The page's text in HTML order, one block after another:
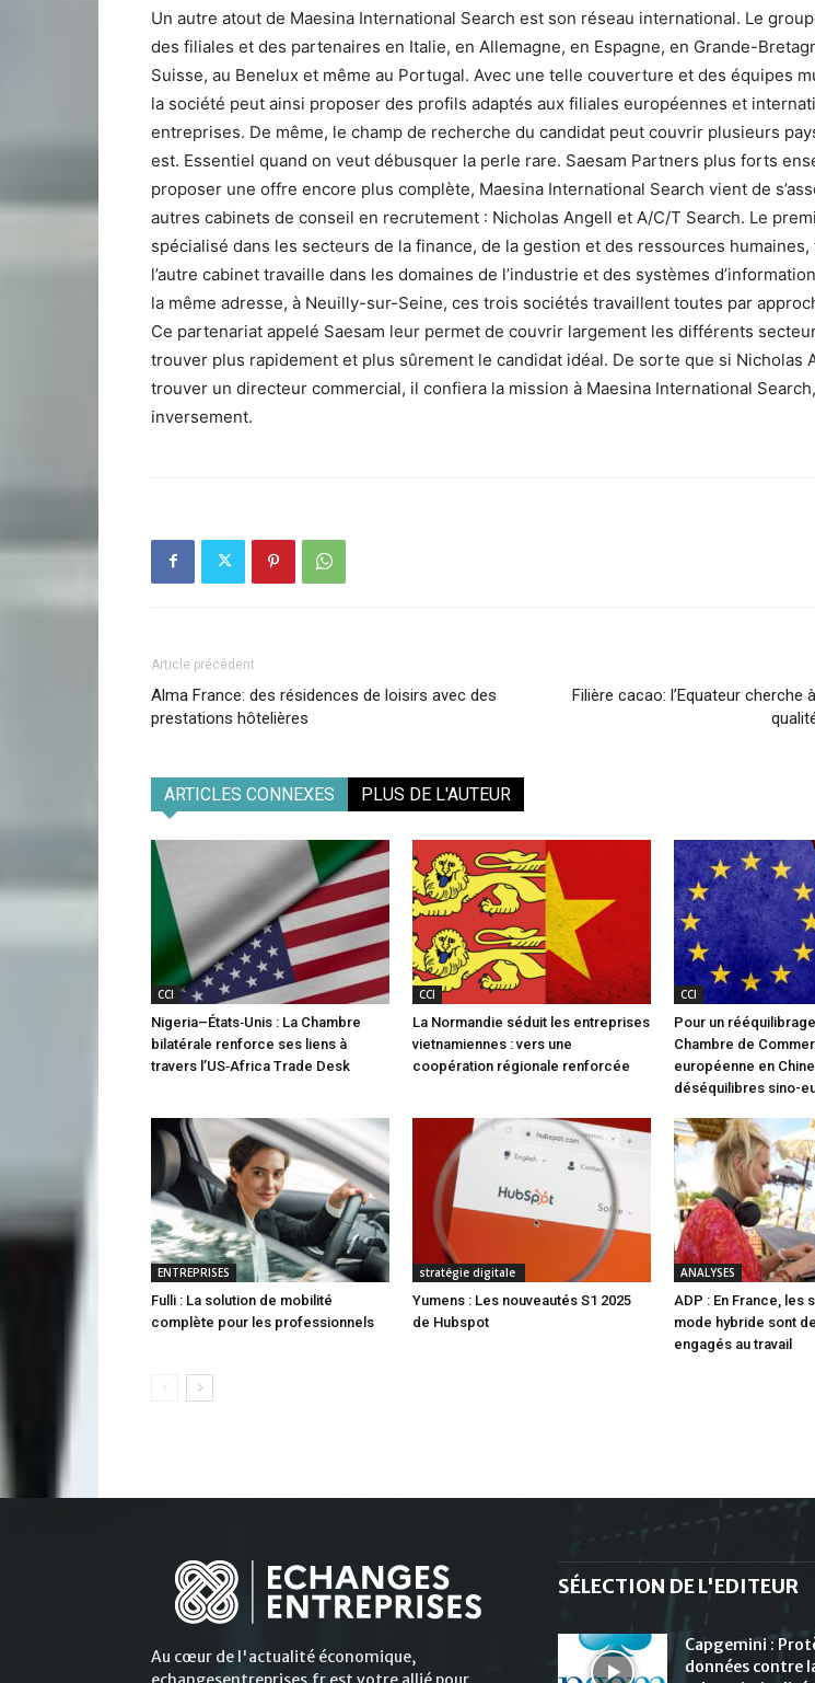
Un autre atout de Maesina International Search est son réseau international. Le
des filiales et des partenaires en Italie, en Allemagne, en Espagne, en Grande-
Suisse, au Benelux et même au Portugal. Avec une telle couverture et des équipes
la société peut ainsi proposer des profils adaptés aux filiales européennes et
entreprises. De même, le champ de recherche du candidat peut couvrir plusieurs
est. Essentiel quand on veut débusquer la perle rare. Saesam Partners plus forts
proposer une offre encore plus complète, Maesina International Search vient de
autres cabinets de conseil en recrutement : Nicholas Angell et A/C/T Search. Le
spécialisé dans les secteurs de la finance, de la gestion et des ressources humaines,
l’autre cabinet travaille dans les domaines de l’industrie et des systèmes
la même adresse, à Neuilly-sur-Seine, ces trois sociétés travaillent toutes par
Ce partenariat appelé Saesam leur permet de couvrir largement les différents
trouver plus rapidement et plus sûrement le candidat idéal. De sorte que si Nicholas
trouver un directeur commercial, il confiera la mission à Maesina International
inversement.
Article précédent
Alma France: des résidences de loisirs avec des
prestations hôtelières
Filière cacao: l’Equateur cherche
ARTICLES CONNEXES PLUS DE L'AUTEUR
CCI
Nigeria–États‑Unis : La Chambre
bilatérale renforce ses liens à
travers l’US‑Africa Trade Desk
CCI
La Normandie séduit les entreprises
vietnamiennes : vers une
coopération régionale renforcée
CCI
Pour un
Chambre de
européenne en
déséquilibres sino-
ENTREPRISES
Fulli : La solution de mobilité
complète pour les professionnels
stratégie digitale
Yumens : Les nouveautés S1 2025
de Hubspot
ANALYSES
ADP : En France, les
mode hybride sont
engagés au travail
Au cœur de l'actualité économique,
SÉLECTION DE L'EDITEUR
Capgemini :
données contre